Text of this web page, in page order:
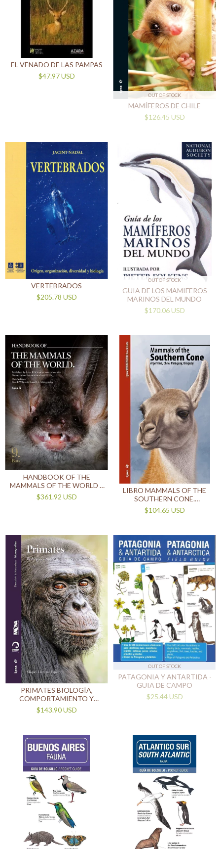
EL VENADO DE LAS PAMPAS
$47.97 USD
OUT OF STOCK
MAMÍFEROS DE CHILE
$126.45 USD
VERTEBRADOS
$205.78 USD
OUT OF STOCK
GUIA DE LOS MAMIFEROS
MARINOS DEL MUNDO
$170.06 USD
HANDBOOK OF THE
MAMMALS OF THE WORLD –
VOLUME 9 BATS (IDIOMA
INGLÉS)
$361.92 USD
LIBRO MAMMALS OF THE
SOUTHERN CONE.
ARGENTINA, CHILE,
PARAGUAY, URUGUAY
$104.65 USD
PRIMATES BIOLOGÍA,
COMPORTAMIENTO Y
EVOLUCIÓN
$143.90 USD
OUT OF STOCK
PATAGONIA Y ANTARTIDA -
GUIA DE CAMPO
$25.44 USD